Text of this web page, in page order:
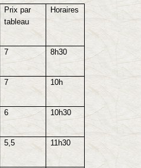
Prix par
tableau
Horaires
7 8h30
7 10h
6 10h30
5,5 11h30